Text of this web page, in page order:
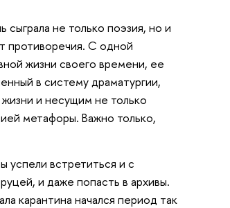
не только поэзия, но и
противоречия. С одной
жизни своего времени, ее
в систему драматургии,
и несущим не только
метафоры. Важно только,
успели встретиться и с
и даже попасть в архивы.
карантина начался период так